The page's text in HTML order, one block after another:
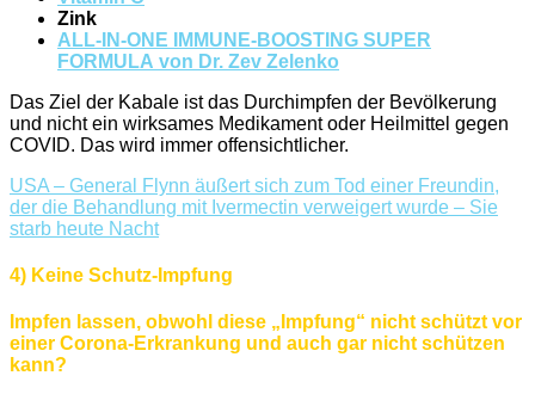
Zink
ALL-IN-ONE IMMUNE-BOOSTING SUPER
FORMULA von Dr. Zev Zelenko
Das Ziel der Kabale ist das Durchimpfen der Bevölkerung
und nicht ein wirksames Medikament oder Heilmittel gegen
COVID. Das wird immer offensichtlicher.
USA – General Flynn äußert sich zum Tod einer Freundin,
der die Behandlung mit Ivermectin verweigert wurde – Sie
starb heute Nacht
4) Keine Schutz-Impfung
Impfen lassen, obwohl diese „Impfung“ nicht schützt vor
einer Corona-Erkrankung und auch gar nicht schützen
kann?